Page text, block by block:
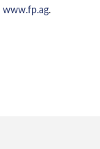
www.fp.ag.